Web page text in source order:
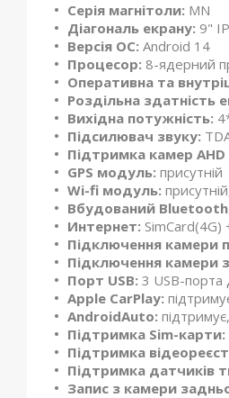
Серія магнітоли: MN
Діагональ екрану: 9"
Версія ОС: Android 14
Процесор: 8-ядерний
Оперативна та
Роздільна здатність
Вихідна потужність:
Підсилювач звуку:
Підтримка камер
GPS модуль: присутній
Wi-fi модуль:
Вбудований
Интернет: SimCard(4G)
Підключення камери
Підключення камери
Порт USB: 3 USB-порта
Apple CarPlay:
AndroidAuto:
Підтримка Sim-карти:
Підтримка
Підтримка датчиків
Запис з камери